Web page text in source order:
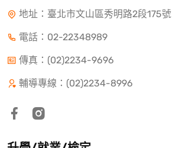
地址：臺北市文山區秀明路2段175號
電話： 02-22348989
傳真：(02)2234-9696
輔導專線：(02)2234-8996